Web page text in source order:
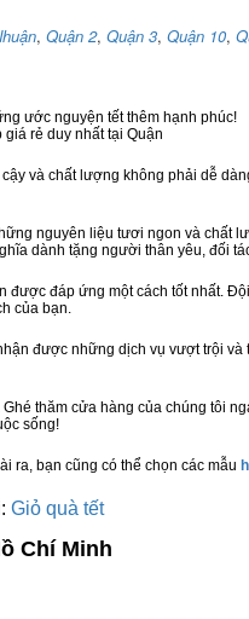
, Quận 2, Quận 3, Quận 10,
ước nguyện tết thêm hạnh phúc!
rẻ duy nhất tại Quận
và chất lượng không phải dễ
nguyên liệu tươi ngon và chất
dành tặng người thân yêu, đối
đáp ứng một cách tốt nhất.
của bạn.
được những dịch vụ vượt trội
thăm cửa hàng của chúng tôi
sống!
ra, bạn cũng có thể chọn các mẫu
Giỏ quà tết
Chí Minh